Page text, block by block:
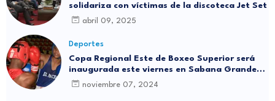
solidariza con víctimas de la discoteca Jet Set
abril 09, 2025
Deportes
Copa Regional Este de Boxeo Superior será
inaugurada este viernes en Sabana Grande
de Boyá
noviembre 07, 2024